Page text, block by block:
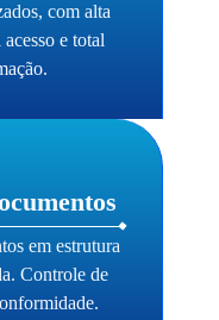
com alta
e total
em estrutura
Controle de